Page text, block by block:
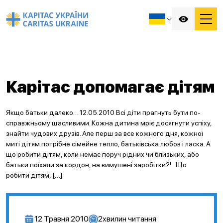
Карітас допомагає дітям
Якщо батьки далеко… 12.05.2010 Всі діти прагнуть бути по-
справжньому щасливими. Кожна дитина мріє досягнути успіху,
знайти чудових друзів. Але перш за все кожного дня, кожної
миті дітям потрібне сімейне тепло, батьківська любов і ласка. А
що робити дітям, коли немає поруч рідних чи близьких, або
батьки поїхали за кордон, на вимушені заробітки?! Що
робити дітям, […]
12 Травня 2010 2хвилин читання